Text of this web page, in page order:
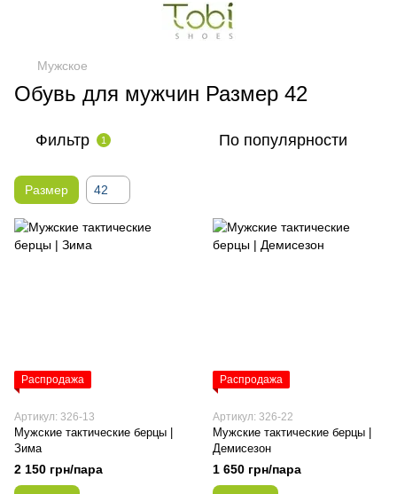
Мужское
Обувь для мужчин Размер 42
Фильтр 1 По популярности
Размер 42
Распродажа
Артикул: 326-13
Мужские тактические берцы |
Зима
2 150 грн/пара
Распродажа
Артикул: 326-22
Мужские тактические берцы |
Демисезон
1 650 грн/пара